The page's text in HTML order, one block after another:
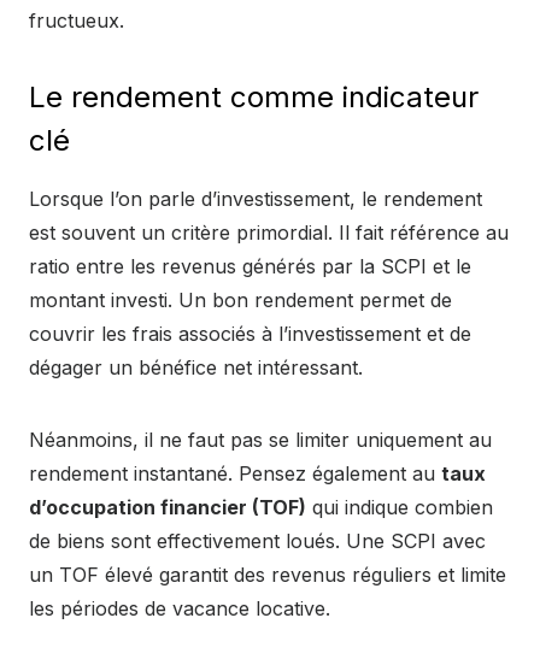
fructueux.
Le rendement comme indicateur
clé
Lorsque l’on parle d’investissement, le rendement
est souvent un critère primordial. Il fait référence au
ratio entre les revenus générés par la SCPI et le
montant investi. Un bon rendement permet de
couvrir les frais associés à l’investissement et de
dégager un bénéfice net intéressant.
Néanmoins, il ne faut pas se limiter uniquement au
rendement instantané. Pensez également au taux
d’occupation financier (TOF) qui indique combien
de biens sont effectivement loués. Une SCPI avec
un TOF élevé garantit des revenus réguliers et limite
les périodes de vacance locative.